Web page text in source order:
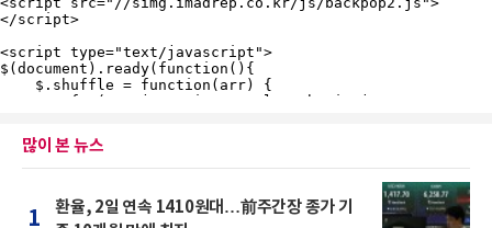
많이 본 뉴스
1
환율, 2일 연속 1410원대…前주간장 종가 기